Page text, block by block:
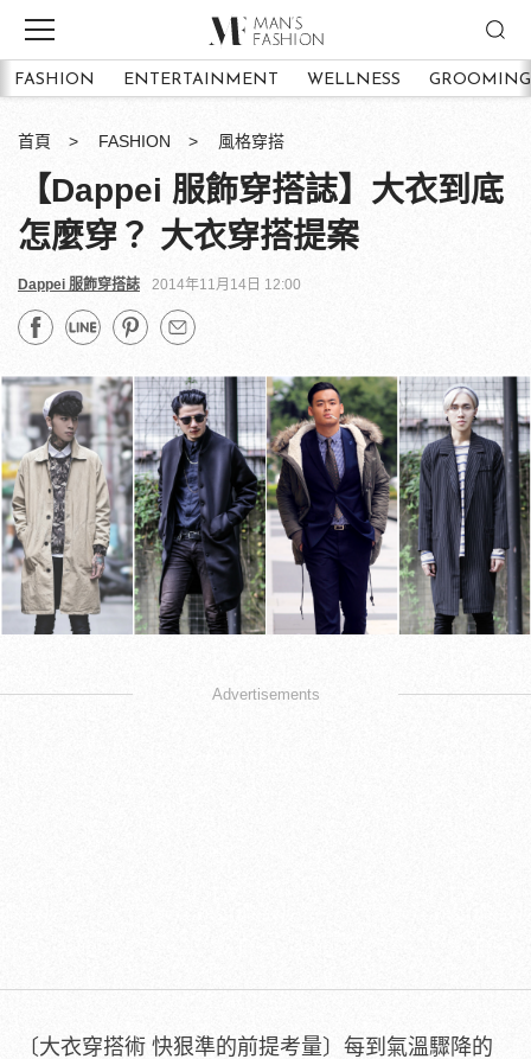
FASHION ENTERTAINMENT WELLNESS GROOMING
首頁 FASHION 風格穿搭
【Dappei 服飾穿搭誌】大衣到底
怎麼穿？ 大衣穿搭提案
Dappei 服飾穿搭誌 2014年11月14日 12:00
Advertisements
〔大衣穿搭術 快狠準的前提考量〕每到氣溫驟降的